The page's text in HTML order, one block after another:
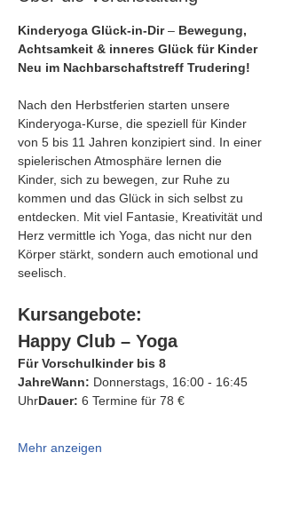
Kinderyoga Glück-in-Dir – Bewegung,
Achtsamkeit & inneres Glück für Kinder
Neu im Nachbarschaftstreff Trudering!
Nach den Herbstferien starten unsere
Kinderyoga-Kurse, die speziell für Kinder
von 5 bis 11 Jahren konzipiert sind. In einer
spielerischen Atmosphäre lernen die
Kinder, sich zu bewegen, zur Ruhe zu
kommen und das Glück in sich selbst zu
entdecken. Mit viel Fantasie, Kreativität und
Herz vermittle ich Yoga, das nicht nur den
Körper stärkt, sondern auch emotional und
seelisch.
Kursangebote:
Happy Club – Yoga
Für Vorschulkinder bis 8
JahreWann: Donnerstags, 16:00 - 16:45
UhrDauer: 6 Termine für 78 €
Mehr anzeigen